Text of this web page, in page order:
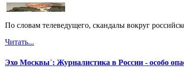
По словам телеведущего, скандалы вокруг
Читать...
Эхо Москвы`: Журналистика в России - особо